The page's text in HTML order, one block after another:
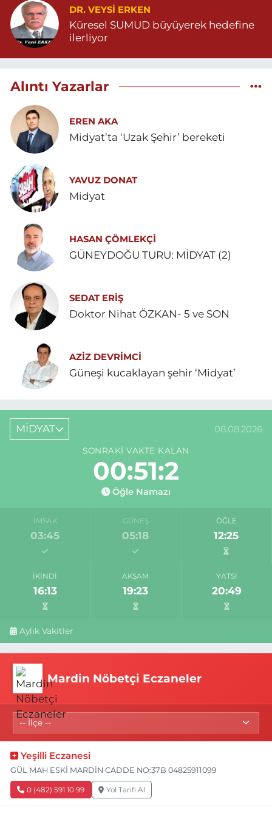
DR. VEYSI ERKEN
Küresel SUMUD büyüyerek hedefine
ilerliyor
Alıntı Yazarlar
EREN AKA
Midyat’ta ‘Uzak Şehir’ bereketi
YAVUZ DONAT
Midyat
HASAN ÇÖMLEKÇİ
GÜNEYDOĞU TURU: MİDYAT (2)
SEDAT ERİŞ
Doktor Nihat ÖZKAN- 5 ve SON
AZIZ DEVRIMCI
Güneşi kucaklayan şehir ‘Midyat’
MİDYAT 08.08.2026
SONRAKI VAKTE KALAN
00:51:2
Öğle Namazı
İMSAK
03:45
GÜNEŞ
05:18
ÖĞLE
12:25
İKINDI
16:13
AKŞAM
19:23
YATSI
20:49
Aylık Vakitler
Mardin Nöbetçi Eczaneler
Yeşilli Eczanesi
GÜL MAH ESKİ MARDİN CADDE NO:37B 04825911099
0 (482) 591 10 99 Yol Tarifi Al